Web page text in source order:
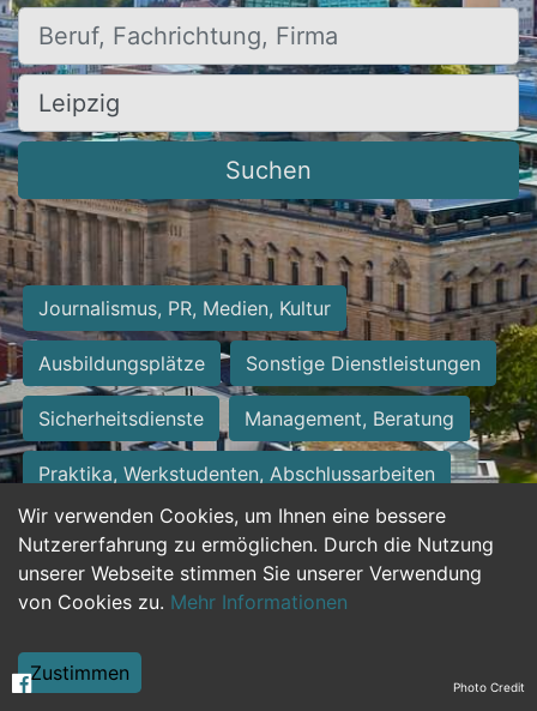
Wir verwenden Cookies, um Ihnen eine bessere
Nutzererfahrung zu ermöglichen. Durch die Nutzung
unserer Webseite stimmen Sie unserer Verwendung
von Cookies zu. Mehr Informationen
Zustimmen
Beruf, Fachrichtung, Firma
Ort, Stadt
Suchen
Journalismus, PR, Medien, Kultur
Ausbildungsplätze Sonstige Dienstleistungen
Sicherheitsdienste Management, Beratung
Praktika, Werkstudenten, Abschlussarbeiten
Personalwesen Assistenz, Sekretariat
Hilfskräfte, Aushilfs- und Nebenjobs
Weiterbildung, Studium, duale Ausbildung Photo Credit